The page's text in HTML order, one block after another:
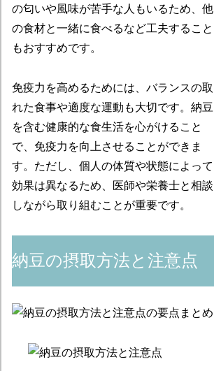
の匂いや風味が苦手な人もいるため、他
の食材と一緒に食べるなど工夫すること
もおすすめです。
免疫力を高めるためには、バランスの取
れた食事や適度な運動も大切です。納豆
を含む健康的な食生活を心がけること
で、免疫力を向上させることができま
す。ただし、個人の体質や状態によって
効果は異なるため、医師や栄養士と相談
しながら取り組むことが重要です。
納豆の摂取方法と注意点